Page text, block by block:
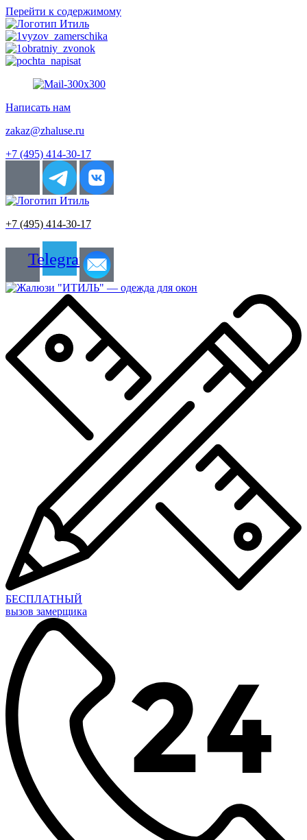
Перейти к содержимому
Написать нам
zakaz@zhaluse.ru
+7 (495) 414-30-17‬
+7 (495) 414-30-17
Telegram
БЕСПЛАТНЫЙ
вызов замерщика